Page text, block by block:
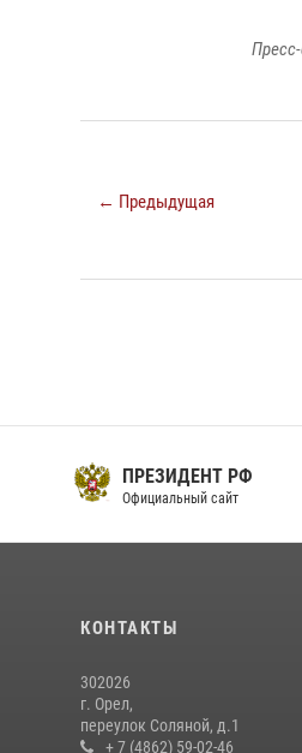
← Предыдущая
ПРЕЗИДЕНТ РФ
Официальный сайт
КОНТАКТЫ
302026
г. Орел,
переулок Соляной, д.1
+ 7 (4862) 59-02-46